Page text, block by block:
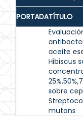
PORTADATÍTULO
aceite
Hibiscus
sobre
mutans